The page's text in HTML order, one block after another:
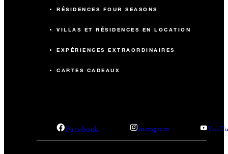
RÉSIDENCES FOUR SEASONS
VILLAS ET RÉSIDENCES EN LOCATION
EXPÉRIENCES EXTRAORDINAIRES
CARTES CADEAUX
Facebook Instagram